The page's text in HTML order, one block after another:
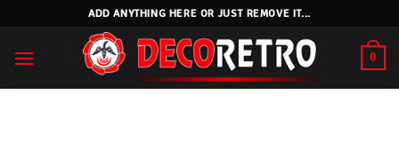
content
ADD ANYTHING HERE OR JUST REMOVE IT...
0